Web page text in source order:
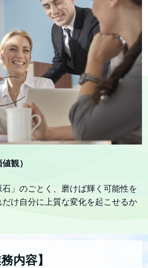
観）
」のごとく、磨けば輝く可能性を
け自分に上質な変化を起こせるか
務内容】